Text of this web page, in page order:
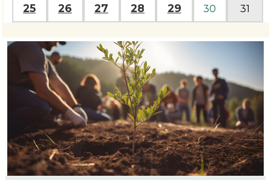
25 26 27 28 29 30 31